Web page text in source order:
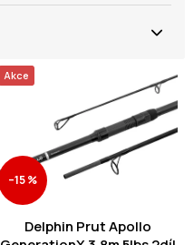
Akce
–15 %
Delphin Prut Apollo